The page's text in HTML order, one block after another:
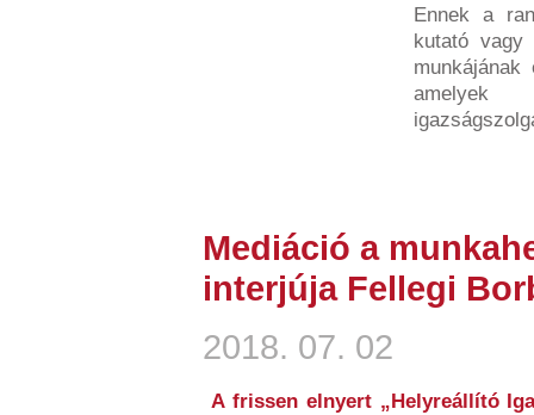
Ennek a
kutató vagy
amelyek
Mediáció a
interjúja Fellegi
2018. 07. 02
A frissen elnyert „Helyreállító